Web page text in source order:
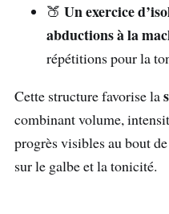
🍑 Un exercice
abductions à la
répétitions pour la
Cette structure favorise la
combinant volume,
progrès visibles au bout
sur le galbe et la tonicité.